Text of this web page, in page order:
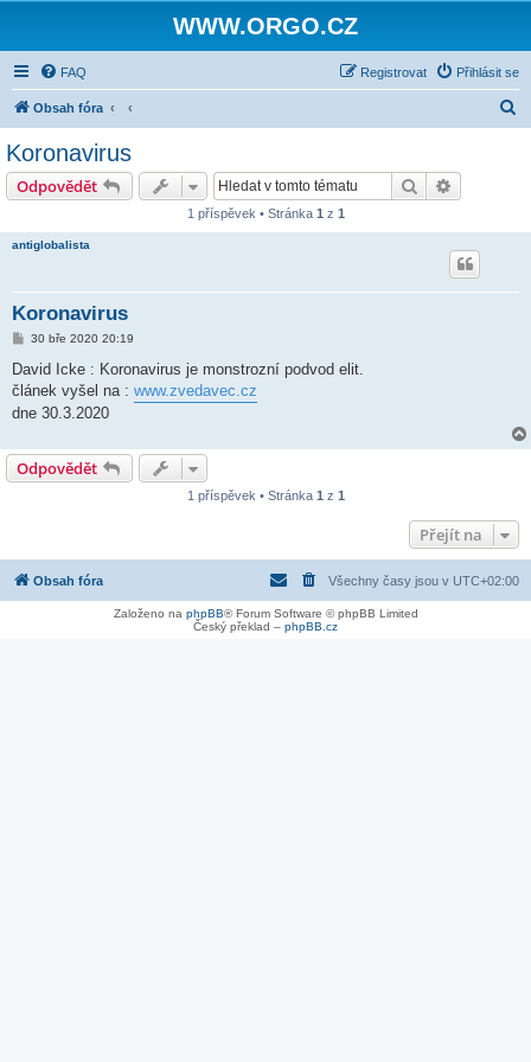
WWW.ORGO.CZ
FAQ Přihlásit se
Registrovat
Obsah fóra
Koronavirus
Odpovědět Hledat
1 příspěvek • Stránka 1 z 1
antiglobalista
Koronavirus
P
í
p
ě
v
k
30 bře 2020 20:19
David Icke : Koronavirus je monstrozní podvod elit.
článek vyšel na : www.zvedavec.cz
dne 30.3.2020
Odpovědět
1 příspěvek • Stránka 1 z 1
Přejít na
Obsah fóra Všechny časy jsou v UTC+02:00
Založeno na phpBB® Forum Software © phpBB Limited
Český překlad – phpBB.cz